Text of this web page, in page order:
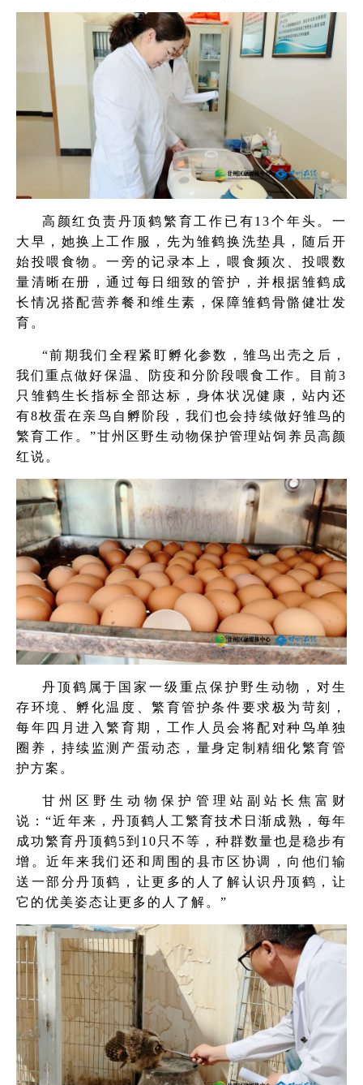
高颜红负责丹顶鹤繁育工作已有13个年头。一
大早，她换上工作服，先为雏鹤换洗垫具，随后开
始投喂食物。一旁的记录本上，喂食频次、投喂数
量清晰在册，通过每日细致的管护，并根据雏鹤成
长情况搭配营养餐和维生素，保障雏鹤骨骼健壮发
育。
“前期我们全程紧盯孵化参数，雏鸟出壳之后，
我们重点做好保温、防疫和分阶段喂食工作。目前3
只雏鹤生长指标全部达标，身体状况健康，站内还
有8枚蛋在亲鸟自孵阶段，我们也会持续做好雏鸟的
繁育工作。”甘州区野生动物保护管理站饲养员高颜
红说。
丹顶鹤属于国家一级重点保护野生动物，对生
存环境、孵化温度、繁育管护条件要求极为苛刻，
每年四月进入繁育期，工作人员会将配对种鸟单独
圈养，持续监测产蛋动态，量身定制精细化繁育管
护方案。
甘州区野生动物保护管理站副站长焦富财
说：“近年来，丹顶鹤人工繁育技术日渐成熟，每年
成功繁育丹顶鹤5到10只不等，种群数量也是稳步有
增。近年来我们还和周围的县市区协调，向他们输
送一部分丹顶鹤，让更多的人了解认识丹顶鹤，让
它的优美姿态让更多的人了解。”